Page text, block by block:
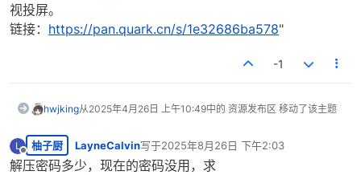
视投屏。
链接： https://pan.quark.cn/s/1e32686ba578"
-1
hwjking从2025年4月26日 上午10:49中的 资源发布区 移动了该主题
L
离线
柚子厨 LayneCalvin写于2025年8月26日 下午2:03
最后由 编辑
解压密码多少，现在的密码没用，求